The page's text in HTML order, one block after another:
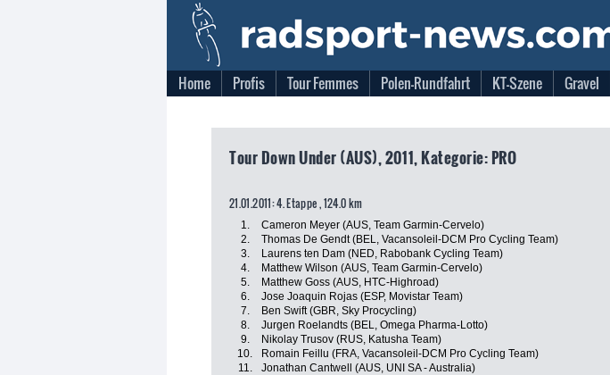
Home Profis Tour Femmes Polen-Rundfahrt KT-Szene Gravel
Tour Down Under (AUS), 2011, Kategorie: PRO
21.01.2011: 4. Etappe , 124.0 km
1. Cameron Meyer (AUS, Team Garmin-Cervelo)
2.
Thomas De Gendt (BEL, Vacansoleil-DCM Pro Cycling Team)
3.
Laurens ten Dam (NED, Rabobank Cycling Team)
4.
Matthew Wilson (AUS, Team Garmin-Cervelo)
5.
Matthew Goss (AUS, HTC-Highroad)
6.
Jose Joaquin Rojas (ESP, Movistar Team)
7.
Ben Swift (GBR, Sky Procycling)
8.
Jurgen Roelandts (BEL, Omega Pharma-Lotto)
9.
Nikolay Trusov (RUS, Katusha Team)
10.
Romain Feillu (FRA, Vacansoleil-DCM Pro Cycling Team)
11.
Jonathan Cantwell (AUS, UNI SA - Australia)